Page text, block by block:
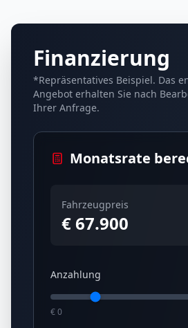
Finanzierung
*Repräsentatives Beispiel. Das
Angebot erhalten Sie nach
Ihrer Anfrage.
Monatsrate
Fahrzeugpreis
€ 67.900
Anzahlung
€ 0